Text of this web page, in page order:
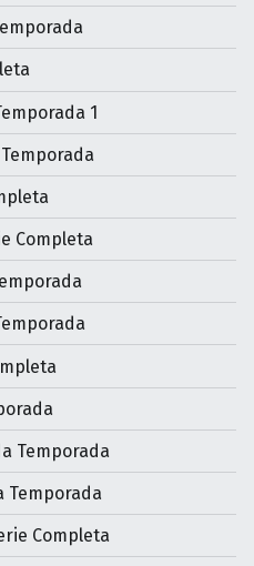
1
Completa
Temporada
Temporada
Completa